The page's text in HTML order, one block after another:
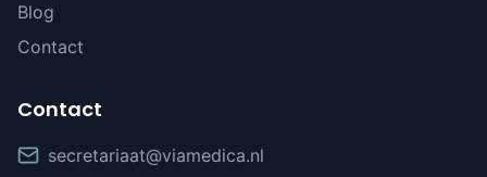
Blog
Contact
Contact
secretariaat@viamedica.nl